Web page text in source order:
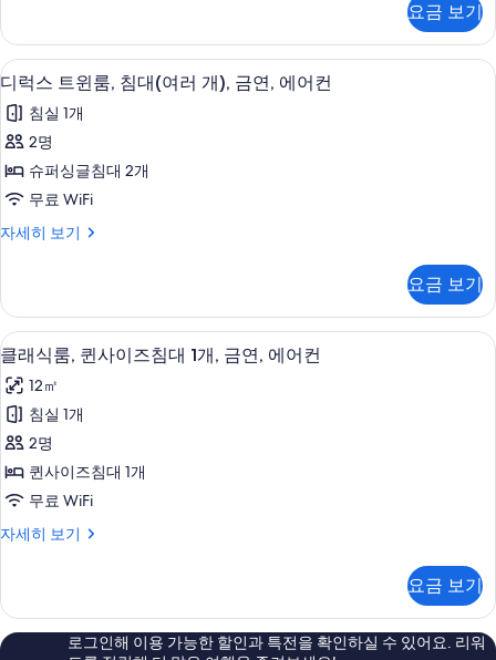
침
대
1
개,
금
연,
에
어
진
모
두
보
기
퀸
사
이
즈
침
대
개,
금
에
세
히
보
기
요금 보기
디
럭
스
트
윈
침
(여
러
개),
금
연,
에
어
컨
사
두
보
디럭스 트윈룸, 침대(여러 개), 금연, 에
13
디럭스 트윈룸, 침대(여러 개), 금연, 에어컨
침실 1개
2명
슈퍼싱글침대 2개
무료 WiFi
자세히 보기
디
윈
룸,
침
(여
러
개),
금
연,
에
어
컨
보
기
요금 보기
클
래
식
룸,
퀸
사
즈
대
1
클래식룸, 퀸사이즈침대 1개, 금연, 에
13
클래식룸, 퀸사이즈침대 1개, 금연, 에어컨
12㎡
침실 1개
2명
퀸사이즈침대 1개
무료 WiFi
자세히 보기
클
퀸
사
이
요금 보기
로그인해 이용 가능한 할인과 특전을 확인하실 수 있어요. 리워